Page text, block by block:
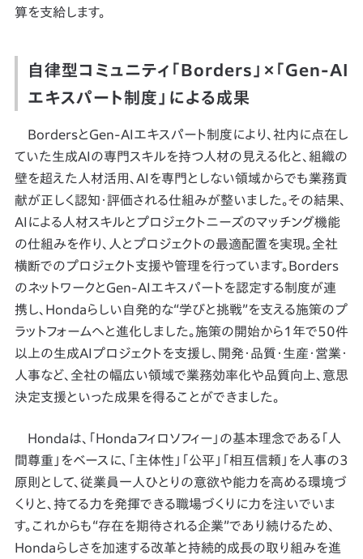
算を支給します。
自律型コミュニティ「Borders」×「Gen-AI
エキスパート制度」による成果
BordersとGen-AIエキスパート制度により、社内に点在し
ていた生成AIの専門スキルを持つ人材の見える化と、組織の
壁を超えた人材活用、AIを専門としない領域からでも業務貢
献が正しく認知・評価される仕組みが整いました。その結果、
AIによる人材スキルとプロジェクトニーズのマッチング機能
の仕組みを作り、人とプロジェクトの最適配置を実現。全社
横断でのプロジェクト支援や管理を行っています。Borders
のネットワークとGen-AIエキスパートを認定する制度が連
携し、Hondaらしい自発的な“学びと挑戦”を支える施策のプ
ラットフォームへと進化しました。施策の開始から1年で50件
以上の生成AIプロジェクトを支援し、開発・品質・生産・営業・
人事など、全社の幅広い領域で業務効率化や品質向上、意思
決定支援といった成果を得ることができました。
Hondaは、「Hondaフィロソフィー」の基本理念である「人
間尊重」をベースに、「主体性」「公平」「相互信頼」を人事の3
原則として、従業員一人ひとりの意欲や能力を高める環境づ
くりと、持てる力を発揮できる職場づくりに力を注いでいま
す。これからも“存在を期待される企業”であり続けるため、
Hondaらしさを加速する改革と持続的成長の取り組みを進